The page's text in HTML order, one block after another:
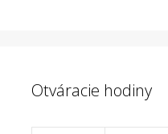
Otváracie hodiny